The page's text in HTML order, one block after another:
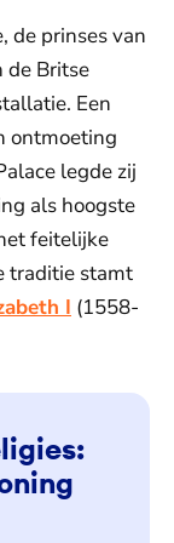
de prinses van
de Britse
Een
ontmoeting
legde zij
als hoogste
feitelijke
traditie stamt
I (1558-